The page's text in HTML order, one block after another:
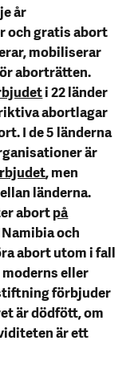
år
och gratis abort
mobiliserar
aborträtten.
i 22 länder
abortlagar
I de 5 länderna
är
, men
länderna.
abortpå
Namibia och
abort utom i fall
eller
förbjuder
är dödfött, om
är ett